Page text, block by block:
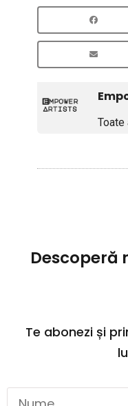
Descoperă
Te abonezi și